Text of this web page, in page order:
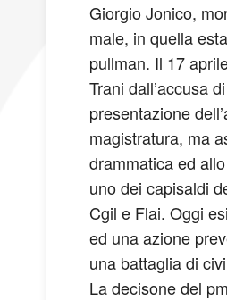
Giorgio Jonico,
male, in quella
pullman. Il 17
Trani dall’accusa
presentazione
magistratura, ma
drammatica ed
uno dei capisaldi
Cgil e Flai. Oggi
ed una azione
una battaglia di
La decisone del